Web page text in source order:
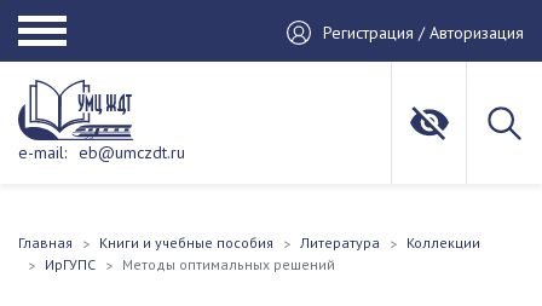
Регистрация / Авторизация
e-mail: eb@umczdt.ru
Главная Книги и учебные пособия Литература
Коллекции
ИрГУПС
Методы оптимальных решений